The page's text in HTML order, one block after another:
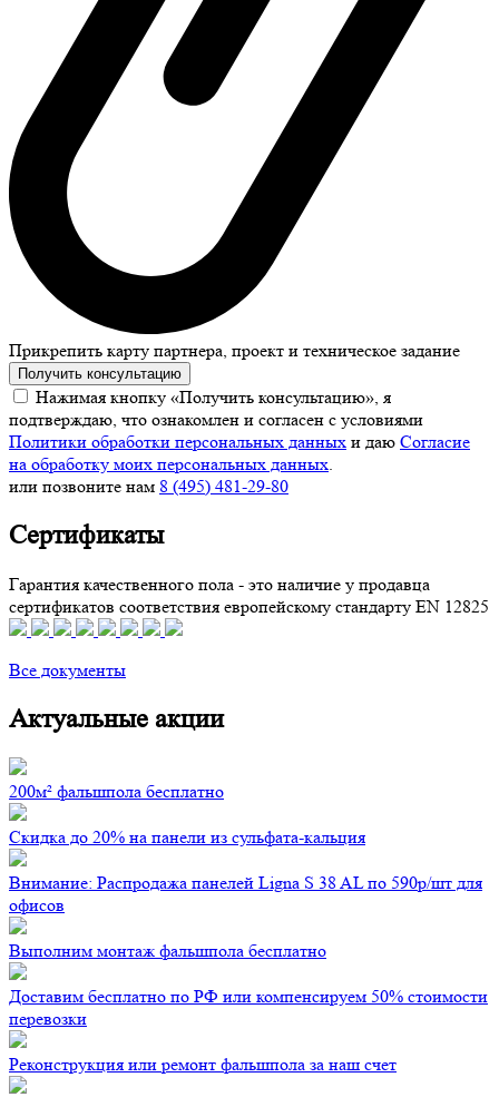
Прикрепить карту партнера, проект и техническое задание
Получить консультацию
Нажимая кнопку «Получить консультацию», я
подтверждаю, что ознакомлен и согласен с условиями
Политики обработки персональных данных и даю Согласие
на обработку моих персональных данных.
или позвоните нам 8 (495) 481-29-80
Сертификаты
Гарантия качественного пола - это наличие у продавца
сертификатов соответствия европейскому стандарту EN 12825
Все документы
Актуальные акции
200м² фальшпола бесплатно
Скидка до 20% на панели из сульфата-кальция
Внимание: Распродажа панелей Ligna S 38 AL по 590р/шт для
офисов
Выполним монтаж фальшпола бесплатно
Доставим бесплатно по РФ или компенсируем 50% стоимости
перевозки
Реконструкция или ремонт фальшпола за наш счет